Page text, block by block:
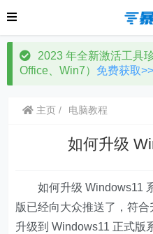
2023 年全新激活工具
Office、Win7） 免费获取>>
主页 电脑教程
如何升级
如何升级 Windows11
版已经向大众推送了，符
升级到 Windows11 正式版